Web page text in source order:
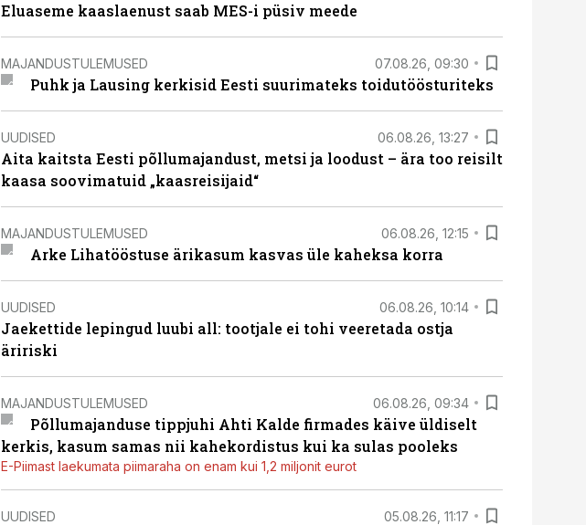
Eluaseme kaaslaenust saab MES-i püsiv meede
MAJANDUSTULEMUSED 07.08.26, 09:30
Puhk ja Lausing kerkisid Eesti suurimateks toidutöösturiteks
UUDISED 06.08.26, 13:27
Aita kaitsta Eesti põllumajandust, metsi ja loodust – ära too reisilt
kaasa soovimatuid „kaasreisijaid“
MAJANDUSTULEMUSED 06.08.26, 12:15
Arke Lihatööstuse ärikasum kasvas üle kaheksa korra
UUDISED 06.08.26, 10:14
Jaekettide lepingud luubi all: tootjale ei tohi veeretada ostja
äririski
MAJANDUSTULEMUSED 06.08.26, 09:34
Põllumajanduse tippjuhi Ahti Kalde firmades käive üldiselt
kerkis, kasum samas nii kahekordistus kui ka sulas pooleks
E-Piimast laekumata piimaraha on enam kui 1,2 miljonit eurot
UUDISED 05.08.26, 11:17